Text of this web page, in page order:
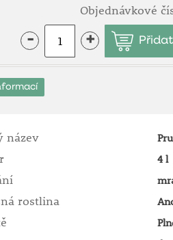
Objednávkové
- +
název
4 l
rostlina